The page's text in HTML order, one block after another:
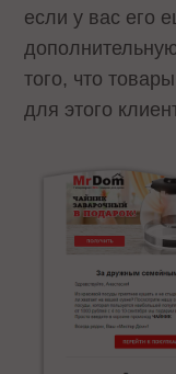
если у вас его
того, что
для этого